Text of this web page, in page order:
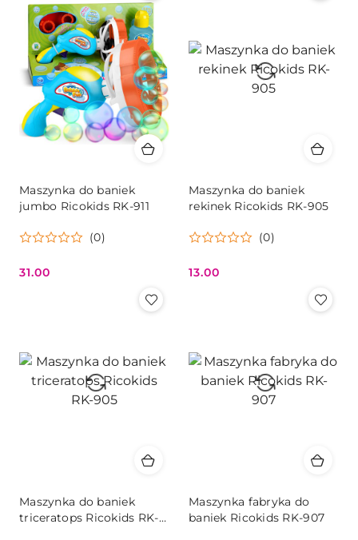
Maszynka do baniek
jumbo Ricokids RK-911
(0)
Cena:
31.00
Maszynka do baniek
rekinek Ricokids RK-905
(0)
Cena:
13.00
Maszynka do baniek
triceratops Ricokids RK-
Maszynka fabryka do
baniek Ricokids RK-907